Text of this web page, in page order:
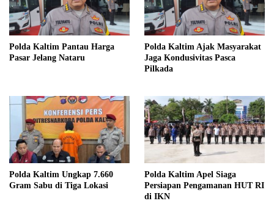
Polda Kaltim Pantau Harga
Pasar Jelang Nataru
Polda Kaltim Ajak Masyarakat
Jaga Kondusivitas Pasca
Pilkada
Polda Kaltim Ungkap 7.660
Gram Sabu di Tiga Lokasi
Polda Kaltim Apel Siaga
Persiapan Pengamanan HUT RI
di IKN